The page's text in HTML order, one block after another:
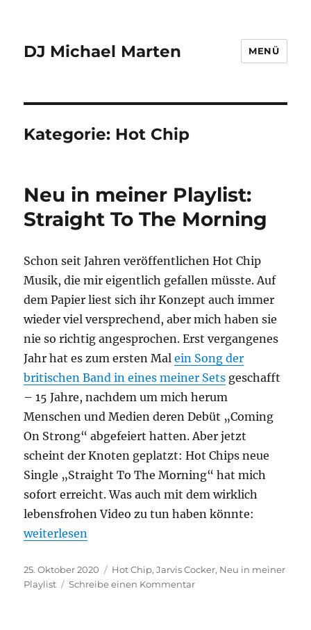
DJ Michael Marten MENÜ
Kategorie: Hot Chip
Neu in meiner Playlist:
Straight To The Morning
Schon seit Jahren veröffentlichen Hot Chip
Musik, die mir eigentlich gefallen müsste. Auf
dem Papier liest sich ihr Konzept auch immer
wieder viel versprechend, aber mich haben sie
nie so richtig angesprochen. Erst vergangenes
Jahr hat es zum ersten Malein Song der
britischen Band in eines meiner Sets geschafft
– 15 Jahre, nachdem um mich herum
Menschen und Medien deren Debüt „Coming
On Strong“ abgefeiert hatten. Aber jetzt
scheint der Knoten geplatzt: Hot Chips neue
Single „Straight To The Morning“ hat mich
sofort erreicht. Was auch mit dem wirklich
lebensfrohen Video zu tun haben könnte:
„Neu in meiner Playlist: Straight To The Morning“
weiterlesen
Veröffentlicht
am
25. Oktober 2020 Kategorien
Hot Chip,Jarvis Cocker, Neu in meiner
Playlist
Schreibe einen Kommentarzu